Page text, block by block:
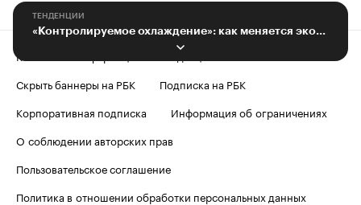
ТЕНДЕНЦИИ
«Контролируемое охлаждение»: как меняется экономика Ленобласти
Контактная информация
Редакция
Скрыть баннеры на РБК
Подписка на РБК
Корпоративная подписка
Информация об ограничениях
О соблюдении авторских прав
Пользовательское соглашение
Политика в отношении обработки персональных данных